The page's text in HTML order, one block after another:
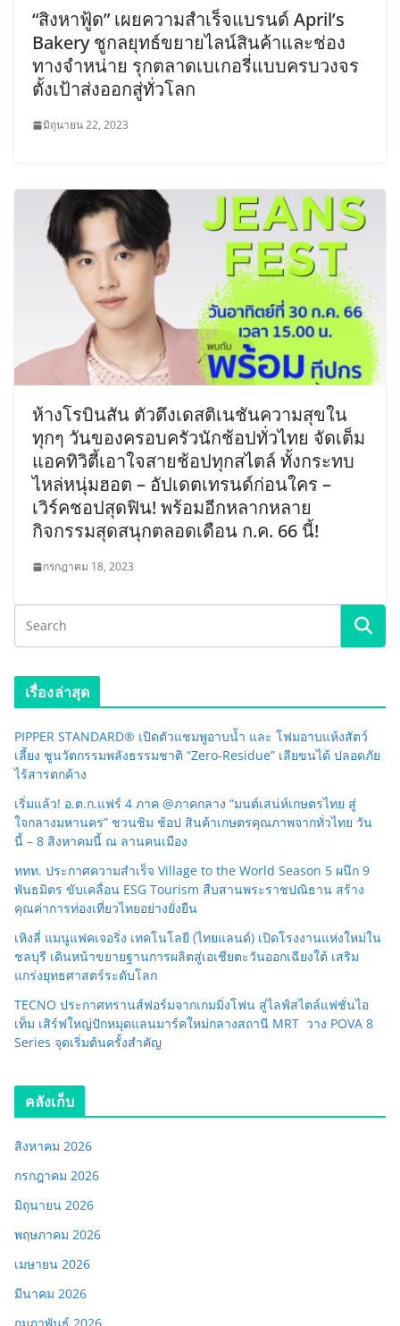
“สิงหาฟู้ด” เผยความสำเร็จแบรนด์ April’s
Bakery ชูกลยุทธ์ขยายไลน์สินค้าและช่อง
ทางจำหน่าย รุกตลาดเบเกอรี่แบบครบวงจร
ตั้งเป้าส่งออกสู่ทั่วโลก
มิถุนายน 22, 2023
ห้างโรบินสัน ตัวตึงเดสติเนชันความสุขใน
ทุกๆ วันของครอบครัวนักช้อปทั่วไทย จัดเต็ม
แอคทิวิตี้เอาใจสายช้อปทุกสไตล์ ทั้งกระทบ
ไหล่หนุ่มฮอต – อัปเดตเทรนด์ก่อนใคร –
เวิร์คชอปสุดฟิน! พร้อมอีกหลากหลาย
กิจกรรมสุดสนุกตลอดเดือน ก.ค. 66 นี้!
กรกฎาคม 18, 2023
เรื่องล่าสุด
PIPPER STANDARD® เปิดตัวแชมพูอาบน้ำ และ โฟมอาบแห้งสัตว์
เลี้ยง ชูนวัตกรรมพลังธรรมชาติ “Zero-Residue” เลียขนได้ ปลอดภัย
ไร้สารตกค้าง
เริ่มแล้ว! อ.ต.ก.แฟร์ 4 ภาค @ภาคกลาง “มนต์เสน่ห์เกษตรไทย สู่
ใจกลางมหานคร” ชวนชิม ช้อป สินค้าเกษตรคุณภาพจากทั่วไทย วัน
นี้ – 8 สิงหาคมนี้ ณ ลานคนเมือง
ททท. ประกาศความสำเร็จ Village to the World Season 5 ผนึก 9
พันธมิตร ขับเคลื่อน ESG Tourism สืบสานพระราชปณิธาน สร้าง
คุณค่าการท่องเที่ยวไทยอย่างยั่งยืน
เหิงลี่ แมนูแฟคเจอริ่ง เทคโนโลยี (ไทยแลนด์) เปิดโรงงานแห่งใหม่ใน
ชลบุรี เดินหน้าขยายฐานการผลิตสู่เอเชียตะวันออกเฉียงใต้ เสริม
แกร่งยุทธศาสตร์ระดับโลก
TECNO ประกาศทรานส์ฟอร์มจากเกมมิ่งโฟน สู่ไลฟ์สไตล์แฟชั่นไอ
เท็ม เสิร์ฟใหญ่ปักหมุดแลนมาร์คใหม่กลางสถานี MRT วาง POVA 8
Series จุดเริ่มต้นครั้งสำคัญ
คลังเก็บ
สิงหาคม 2026
กรกฎาคม 2026
มิถุนายน 2026
พฤษภาคม 2026
เมษายน 2026
มีนาคม 2026